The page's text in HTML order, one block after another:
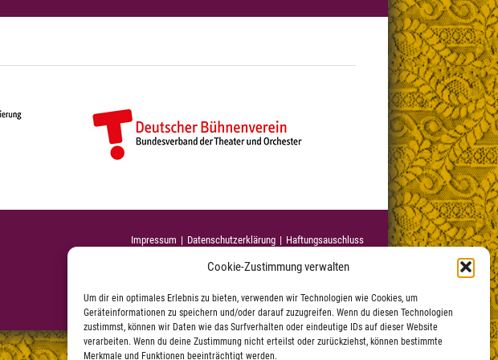
Cookie-Zustimmung verwalten
Um dir ein optimales Erlebnis zu bieten, verwenden wir Technologien wie Cookies, um
Geräteinformationen zu speichern und/oder darauf zuzugreifen. Wenn du diesen Technologien
zustimmst, können wir Daten wie das Surfverhalten oder eindeutige IDs auf dieser Website
verarbeiten. Wenn du deine Zustimmung nicht erteilst oder zurückziehst, können bestimmte
Merkmale und Funktionen beeinträchtigt werden.
Impressum Datenschutzerklärung | Haftungsauschluss